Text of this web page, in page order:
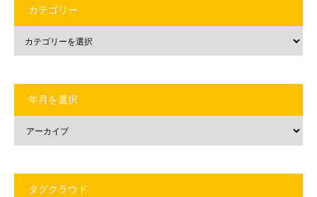
カテゴリー
年月を選択
タグクラウド